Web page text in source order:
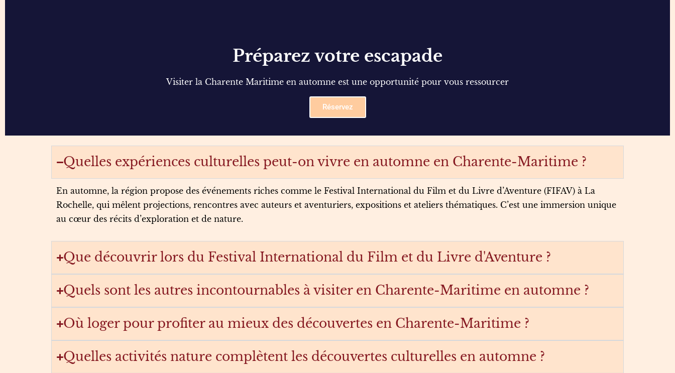
Préparez votre escapade
Visiter la Charente Maritime en automne est une opportunité pour vous ressourcer
Réservez
Quelles expériences culturelles peut-on vivre en automne en Charente-Maritime ?
En automne, la région propose des événements riches comme le Festival International du Film et du Livre d’Aventure (FIFAV) à La
Rochelle, qui mêlent projections, rencontres avec auteurs et aventuriers, expositions et ateliers thématiques. C’est une immersion unique
au cœur des récits d’exploration et de nature.
Que découvrir lors du Festival International du Film et du Livre d'Aventure ?
Quels sont les autres incontournables à visiter en Charente-Maritime en automne ?
Où loger pour profiter au mieux des découvertes en Charente-Maritime ?
Quelles activités nature complètent les découvertes culturelles en automne ?